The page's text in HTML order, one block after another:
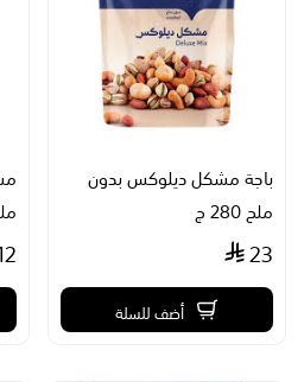
باجة مشكل ديلوكس بدون
ملح 280 ج
23
أضف للسلة